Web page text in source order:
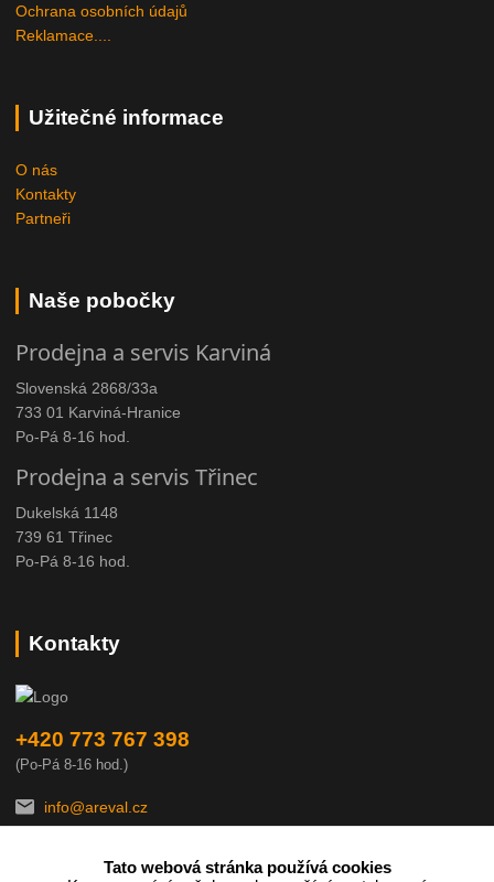
Ochrana osobních údajů
Reklamace....
Užitečné informace
O nás
Kontakty
Partneři
Naše pobočky
Prodejna a servis Karviná
Slovenská 2868/33a
733 01 Karviná-Hranice
Po-Pá 8-16 hod.
Prodejna a servis Třinec
Dukelská 1148
739 61 Třinec
Po-Pá 8-16 hod.
Kontakty
+420 773 767 398
(Po-Pá 8-16 hod.)
info@areval.cz
Tato webová stránka používá cookies